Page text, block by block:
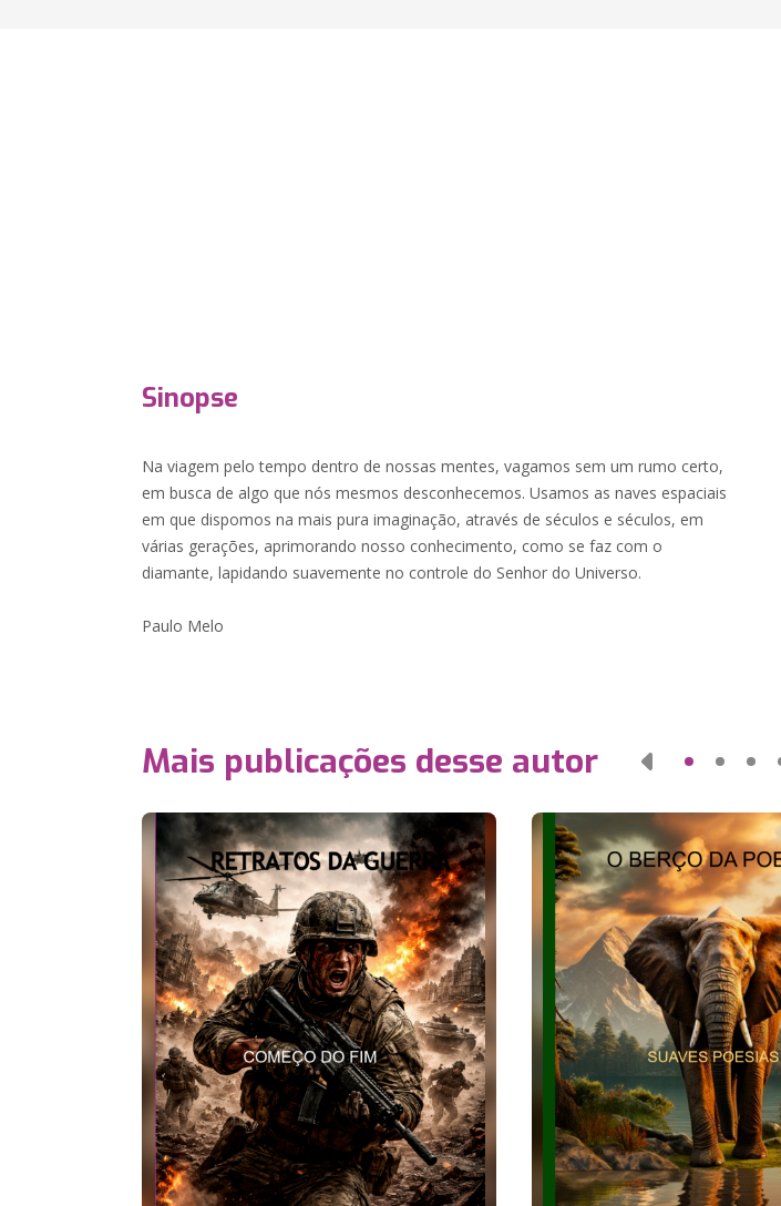
Sinopse
Na viagem pelo tempo dentro de nossas mentes, vagamos sem um rumo certo,
em busca de algo que nós mesmos desconhecemos. Usamos as naves espaciais
em que dispomos na mais pura imaginação, através de séculos e séculos, em
várias gerações, aprimorando nosso conhecimento, como se faz com o
diamante, lapidando suavemente no controle do Senhor do Universo.
Paulo Melo
Mais publicações desse autor